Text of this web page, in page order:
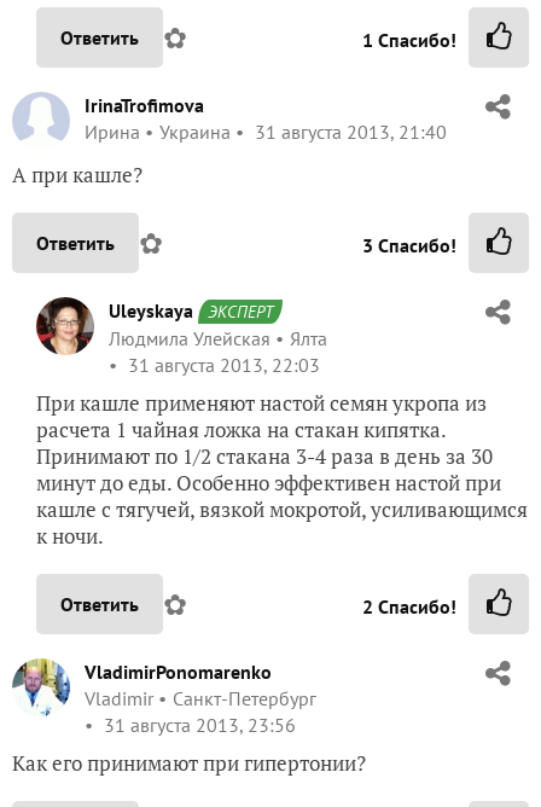
Ответить ✿ 1 Спасибо!
IrinaTrofimova
Ирина
Украина 31 августа 2013, 21:40
А при кашле?
Ответить ✿ 3 Спасибо!
Uleyskaya ЭКСПЕРТ
Людмила Улейская
Ялта
31 августа 2013, 22:03
При кашле применяют настой семян укропа из
расчета 1 чайная ложка на стакан кипятка.
Принимают по 1/2 стакана 3-4 раза в день за 30
минут до еды. Особенно эффективен настой при
кашле с тягучей, вязкой мокротой, усиливающимся
к ночи.
Ответить ✿ 2 Спасибо!
VladimirPonomarenko
Vladimir
Санкт-Петербург
31 августа 2013, 23:56
Как его принимают при гипертонии?